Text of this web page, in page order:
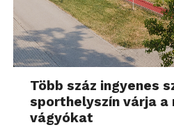
Több száz ingyenes
sporthelyszín várja a
vágyókat